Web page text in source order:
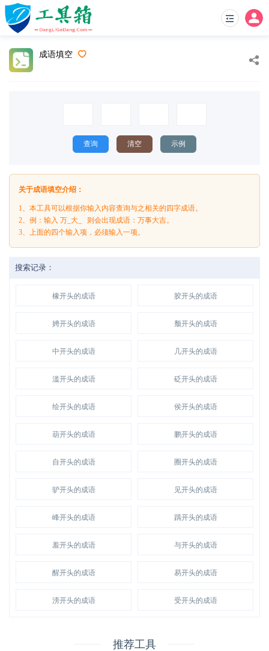
成语填空
查询 清空 示例
关于成语填空介绍：
1、本工具可以根据你输入内容查询与之相关的四字成语。
2、例：输入 万_大_ 则会出现成语：万事大吉。
3、上面的四个输入项，必须输入一项。
搜索记录：
橡开头的成语 胶开头的成语
娉开头的成语 颓开头的成语
中开头的成语 几开头的成语
滥开头的成语 砭开头的成语
绘开头的成语 侯开头的成语
葫开头的成语 鹏开头的成语
自开头的成语 圈开头的成语
驴开头的成语 见开头的成语
峰开头的成语 踽开头的成语
羞开头的成语 与开头的成语
醒开头的成语 易开头的成语
滂开头的成语 受开头的成语
推荐工具